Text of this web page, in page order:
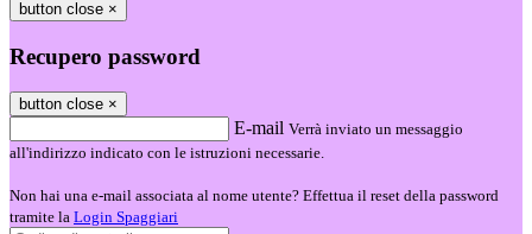
button close ×
Recupero password
button close ×
E-mail Verrà inviato un messaggio
all'indirizzo indicato con le istruzioni necessarie.
Non hai una e-mail associata al nome utente? Effettua il reset della password
tramite la Login Spaggiari